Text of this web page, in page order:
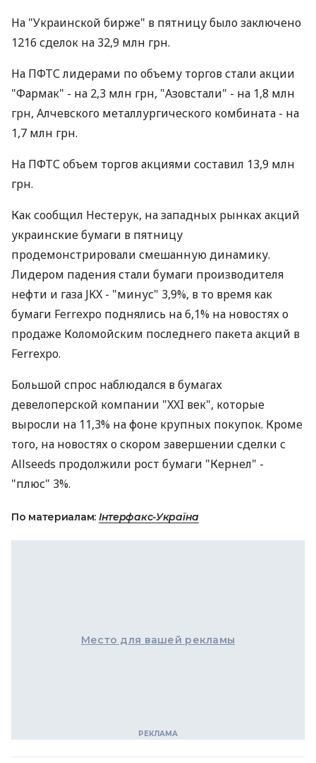
На "Украинской бирже" в пятницу было заключено
1216 сделок на 32,9 млн грн.
На ПФТС лидерами по объему торгов стали акции
"Фармак" - на 2,3 млн грн, "Азовстали" - на 1,8 млн
грн, Алчевского металлургического комбината - на
1,7 млн грн.
На ПФТС объем торгов акциями составил 13,9 млн
грн.
Как сообщил Нестерук, на западных рынках акций
украинские бумаги в пятницу
продемонстрировали смешанную динамику.
Лидером падения стали бумаги производителя
нефти и газа JKX - "минус" 3,9%, в то время как
бумаги Ferrexpo поднялись на 6,1% на новостях о
продаже Коломойским последнего пакета акций в
Ferrexpo.
Большой спрос наблюдался в бумагах
девелоперской компании "XXI век", которые
выросли на 11,3% на фоне крупных покупок. Кроме
того, на новостях о скором завершении сделки с
Allseeds продолжили рост бумаги "Кернел" -
"плюс" 3%.
По материалам: Інтерфакс-Україна
Место для вашей рекламы